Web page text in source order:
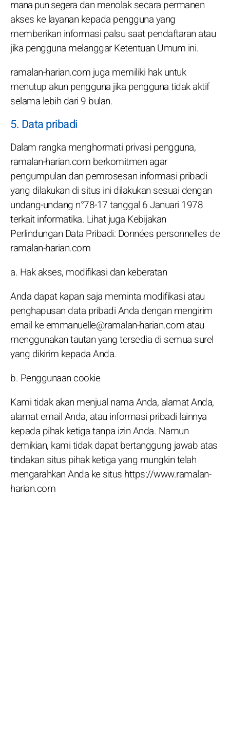
mana pun segera dan menolak secara permanen
akses ke layanan kepada pengguna yang
memberikan informasi palsu saat pendaftaran atau
jika pengguna melanggar Ketentuan Umum ini.
ramalan-harian.com juga memiliki hak untuk
menutup akun pengguna jika pengguna tidak aktif
selama lebih dari 9 bulan.
5. Data pribadi
Dalam rangka menghormati privasi pengguna,
ramalan-harian.com berkomitmen agar
pengumpulan dan pemrosesan informasi pribadi
yang dilakukan di situs ini dilakukan sesuai dengan
undang-undang n°78-17 tanggal 6 Januari 1978
terkait informatika. Lihat juga Kebijakan
Perlindungan Data Pribadi: Données personnelles de
ramalan-harian.com
a. Hak akses, modifikasi dan keberatan
Anda dapat kapan saja meminta modifikasi atau
penghapusan data pribadi Anda dengan mengirim
email ke emmanuelle@ramalan-harian.com atau
menggunakan tautan yang tersedia di semua surel
yang dikirim kepada Anda.
b. Penggunaan cookie
Kami tidak akan menjual nama Anda, alamat Anda,
alamat email Anda, atau informasi pribadi lainnya
kepada pihak ketiga tanpa izin Anda. Namun
demikian, kami tidak dapat bertanggung jawab atas
tindakan situs pihak ketiga yang mungkin telah
mengarahkan Anda ke situs https://www.ramalan-
harian.com